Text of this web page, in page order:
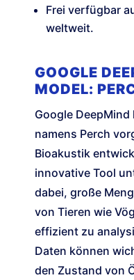
Frei verfügbar
weltweit.
GOOGLE
MODEL:
Google
namens Perch
Bioakustik
innovative Tool
dabei, große
von Tieren wie
effizient zu
Daten können
den Zustand von